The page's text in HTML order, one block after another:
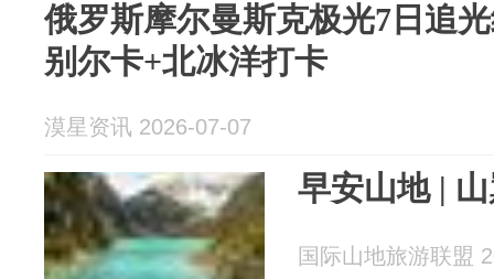
俄罗斯摩尔曼斯克极光7日追
别尔卡+北冰洋打卡
漠星资讯 2026-07-07
早安山地 |
国际山地旅游联盟